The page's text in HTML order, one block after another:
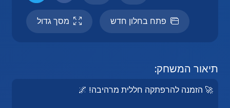
פתח בחלון חדש מסך גדול
תיאור המשחק:
🚀 הזמנה להרפתקה חללית מרהיבה! 🌌